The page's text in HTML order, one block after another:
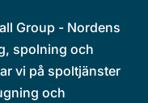
Group - Nordens
spolning och
vi på spoltjänster
och